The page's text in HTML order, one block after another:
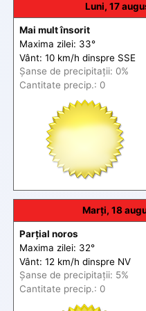
Luni, 17
Mai mult însorit
Maxima zilei: 33°
Vânt: 10 km/h dinspre SSE
Șanse de precipitații: 0%
Cantitate precip.: 0
Marți, 18
Parțial noros
Maxima zilei: 32°
Vânt: 12 km/h dinspre NV
Șanse de precipitații: 5%
Cantitate precip.: 0